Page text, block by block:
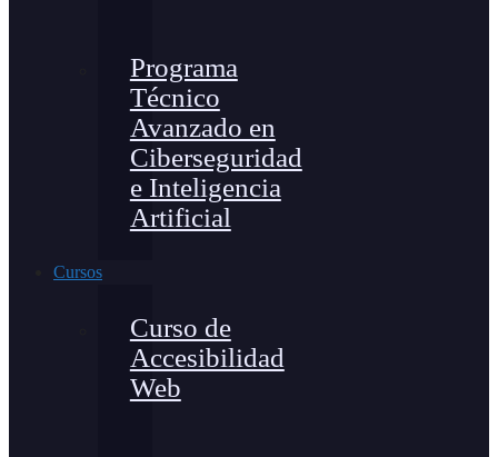
Programa
Técnico
Avanzado en
Ciberseguridad
e Inteligencia
Artificial
Cursos
Curso de
Accesibilidad
Web